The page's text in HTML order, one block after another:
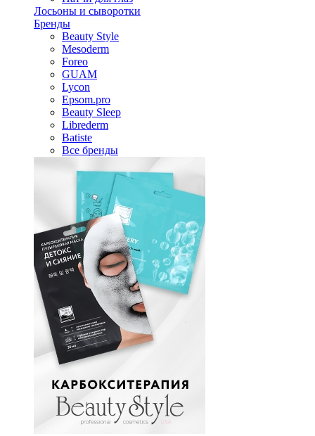
Лосьоны и сыворотки
Бренды
Beauty Style
Mesoderm
Foreo
GUAM
Lycon
Epsom.pro
Beauty Sleep
Librederm
Batiste
Все бренды